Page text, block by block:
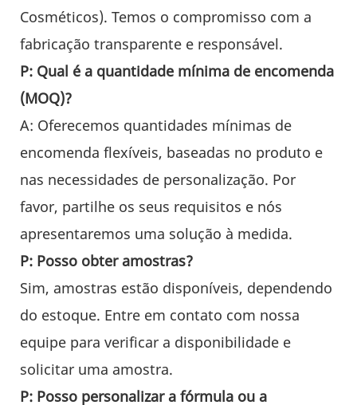
Cosméticos). Temos o compromisso com a
fabricação transparente e responsável.
P: Qual é a quantidade mínima de encomenda
(MOQ)?
A: Oferecemos quantidades mínimas de
encomenda flexíveis, baseadas no produto e
nas necessidades de personalização. Por
favor, partilhe os seus requisitos e nós
apresentaremos uma solução à medida.
P: Posso obter amostras?
Sim, amostras estão disponíveis, dependendo
do estoque. Entre em contato com nossa
equipe para verificar a disponibilidade e
solicitar uma amostra.
P: Posso personalizar a fórmula ou a